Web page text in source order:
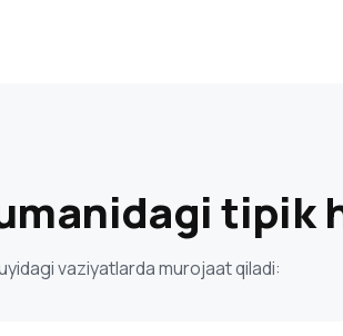
tipik
vaziyatlarda murojaat qiladi: